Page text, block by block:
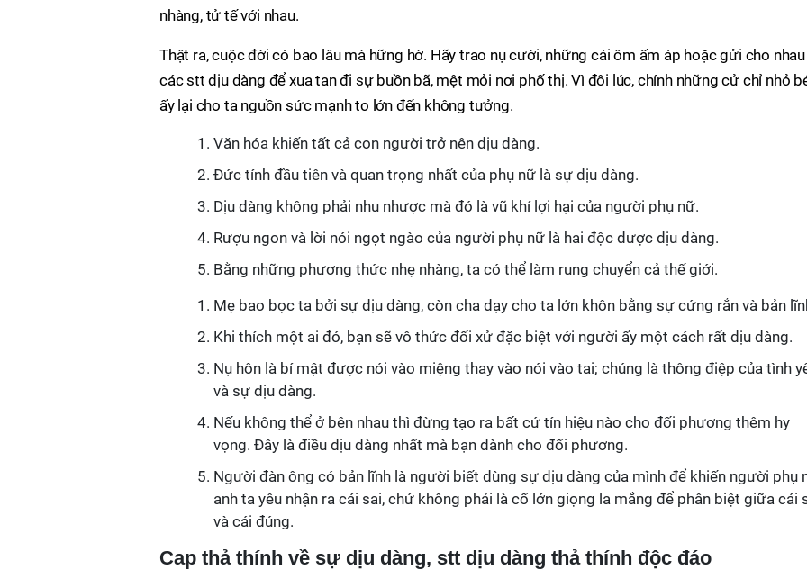
nhàng, tử tế với nhau.
Thật ra, cuộc đời có bao lâu mà hững hờ. Hãy trao nụ cười, những cái ôm ấm áp hoặc gửi cho nhau
các stt dịu dàng để xua tan đi sự buồn bã, mệt mỏi nơi phố thị. Vì đôi lúc, chính những cử chỉ nhỏ
ấy lại cho ta nguồn sức mạnh to lớn đến không tưởng.
Văn hóa khiến tất cả con người trở nên dịu dàng.
Ðức tính đầu tiên và quan trọng nhất của phụ nữ là sự dịu dàng.
Dịu dàng không phải nhu nhược mà đó là vũ khí lợi hại của người phụ nữ.
Rượu ngon và lời nói ngọt ngào của người phụ nữ là hai độc dược dịu dàng.
Bằng những phương thức nhẹ nhàng, ta có thể làm rung chuyển cả thế giới.
Mẹ bao bọc ta bởi sự dịu dàng, còn cha dạy cho ta lớn khôn bằng sự cứng rắn và bản
Khi thích một ai đó, bạn sẽ vô thức đối xử đặc biệt với người ấy một cách rất dịu dàng.
Nụ hôn là bí mật được nói vào miệng thay vào nói vào tai; chúng là thông điệp của tình
và sự dịu dàng.
Nếu không thể ở bên nhau thì đừng tạo ra bất cứ tín hiệu nào cho đối phương thêm hy
vọng. Đây là điều dịu dàng nhất mà bạn dành cho đối phương.
Người đàn ông có bản lĩnh là người biết dùng sự dịu dàng của mình để khiến người phụ
anh ta yêu nhận ra cái sai, chứ không phải là cố lớn giọng la mắng để phân biệt giữa cái
và cái đúng.
Cap thả thính về sự dịu dàng, stt dịu dàng thả thính độc đáo